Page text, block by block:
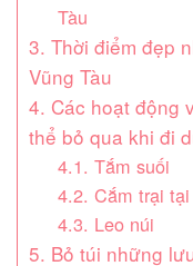
Tàu
3. Thời điểm đẹp
Vũng Tàu
4. Các hoạt động
thể bỏ qua khi đi
4.1. Tắm suối
4.2. Cắm trại
4.3. Leo núi
5. Bỏ túi những